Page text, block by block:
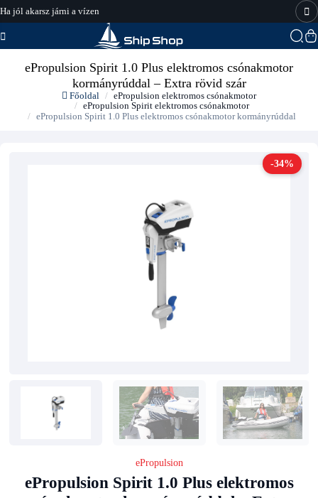
Ha jól akarsz járni a vízen
hajo-felszereles.hu
ePropulsion Spirit 1.0 Plus elektromos csónakmotor
kormányrúddal – Extra rövid szár
Főoldal
ePropulsion elektromos csónakmotor
ePropulsion Spirit elektromos csónakmotor
ePropulsion Spirit 1.0 Plus elektromos csónakmotor kormányrúddal
-34%
ePropulsion
ePropulsion Spirit 1.0 Plus elektromos